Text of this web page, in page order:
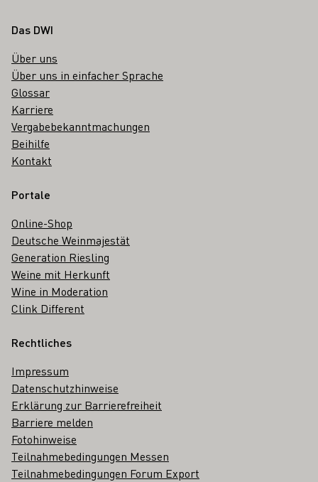
Fußbereich
Das DWI
Über uns
Über uns in einfacher Sprache
Glossar
Karriere
Vergabebekanntmachungen
Beihilfe
Kontakt
Portale
Online-Shop
Deutsche Weinmajestät
Generation Riesling
Weine mit Herkunft
Wine in Moderation
Clink Different
Rechtliches
Impressum
Datenschutzhinweise
Erklärung zur Barrierefreiheit
Barriere melden
Fotohinweise
Teilnahmebedingungen Messen
Teilnahmebedingungen Forum Export